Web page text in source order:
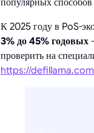
популярных
К 2025 году в PoS-
3% до 45% годовых
проверить на
https://